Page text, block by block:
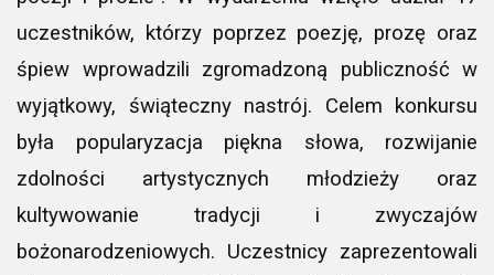
uczestników, którzy poprzez poezję, prozę oraz
śpiew wprowadzili zgromadzoną publiczność w
wyjątkowy, świąteczny nastrój. Celem konkursu
była popularyzacja piękna słowa, rozwijanie
zdolności artystycznych młodzieży oraz
kultywowanie tradycji i zwyczajów
bożonarodzeniowych. Uczestnicy zaprezentowali